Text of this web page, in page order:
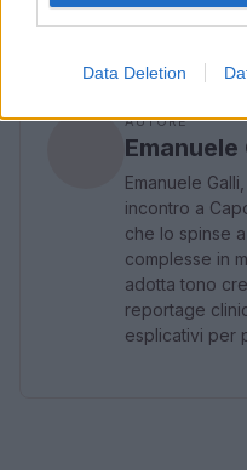
Data Deletion
mantenere slancio
AUTORE
Emanuele
Emanuele
incontro a
che lo spinse
complesse in
adotta tono
reportage
esplicativi per